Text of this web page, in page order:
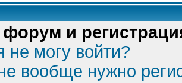
и
не могу войти?
вообще нужно